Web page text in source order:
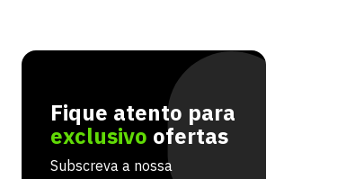
Fique atento para
exclusivo ofertas
Subscreva a nossa